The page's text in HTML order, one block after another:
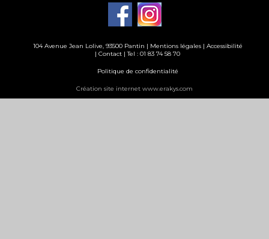
104 Avenue Jean Lolive, 93500 Pantin | Mentions légales| Accessibilité
| Contact | Tel : 01 83 74 58 70
Politique de confidentialité
Création site internet www.erakys.com